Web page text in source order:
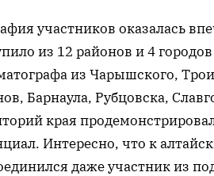
участников оказалась
из 12 районов и 4
из Чарышского,
Барнаула, Рубцовска,
края
Интересно, что к
даже участник из